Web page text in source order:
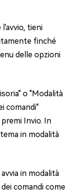
l'avvio, tieni
finché
delle opzioni
o "Modalità
comandi"
Invio. In
in modalità
in modalità
comandi come